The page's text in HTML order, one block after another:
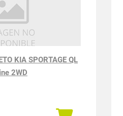
KIA SPORTAGE QL
2WD